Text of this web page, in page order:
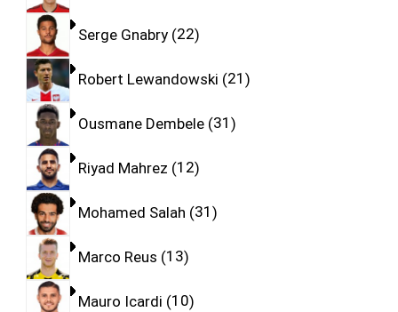
Serge Gnabry 22
Robert Lewandowski 21
Ousmane Dembele 31
Riyad Mahrez 12
Mohamed Salah 31
Marco Reus 13
Mauro Icardi 10